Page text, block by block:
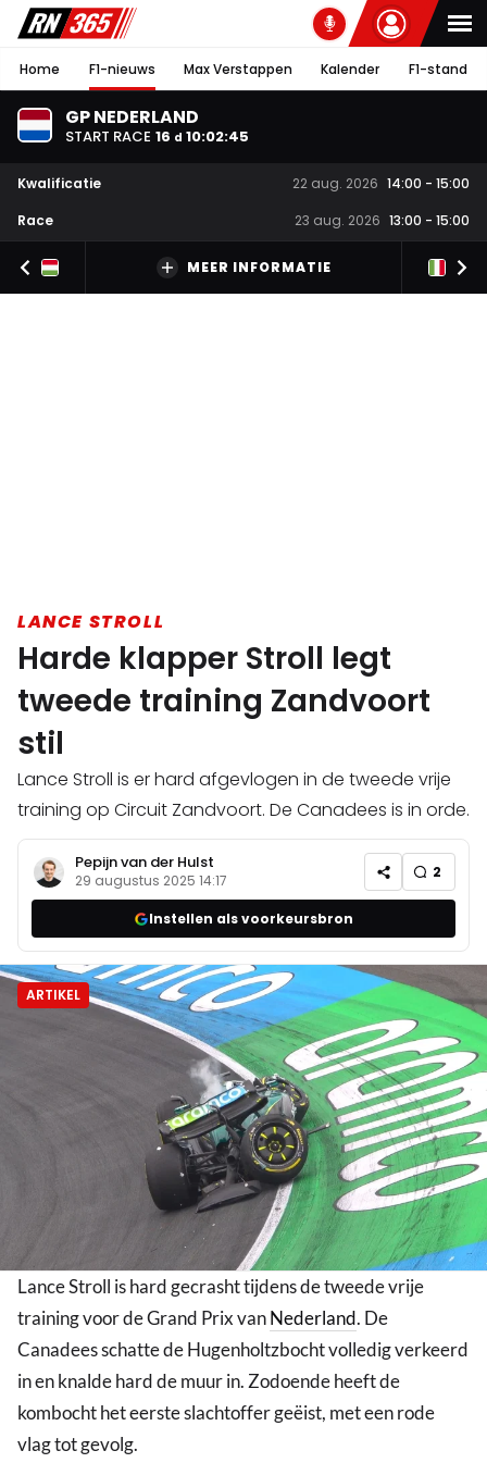
Home F1-nieuws Max Verstappen Kalender F1-stand
GP NEDERLAND
START RACE 16 d 10:02:44
Kwalificatie 22 aug. 2026 14:00 - 15:00
Race
23 aug. 2026 13:00 - 15:00
MEER INFORMATIE
LANCE STROLL
Harde klapper Stroll legt
tweede training Zandvoort
stil
Lance Stroll is er hard afgevlogen in de tweede vrije
training op Circuit Zandvoort. De Canadees is in orde.
Pepijn van der Hulst
29 augustus 2025 14:17 2
Instellen als voorkeursbron
ARTIKEL
Lance Stroll is hard gecrasht tijdens de tweede vrije
training voor de Grand Prix vanNederland. De
Canadees schatte de Hugenholtzbocht volledig verkeerd
in en knalde hard de muur in. Zodoende heeft de
kombocht het eerste slachtoffer geëist, met een rode
vlag tot gevolg.